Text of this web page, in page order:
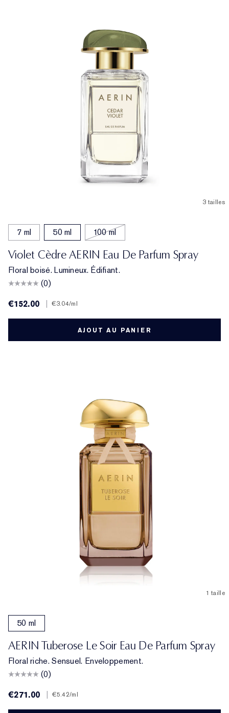
3 tailles
7 ml 50 ml 100 ml
Violet Cèdre AERIN Eau De Parfum Spray
Floral boisé. Lumineux. Édifiant.
(0)
€152.00
€3.04/ml
AJOUT AU PANIER
1 taille
50 ml
AERIN Tuberose Le Soir Eau De Parfum Spray
Floral riche. Sensuel. Enveloppement.
(0)
€271.00
€5.42/ml